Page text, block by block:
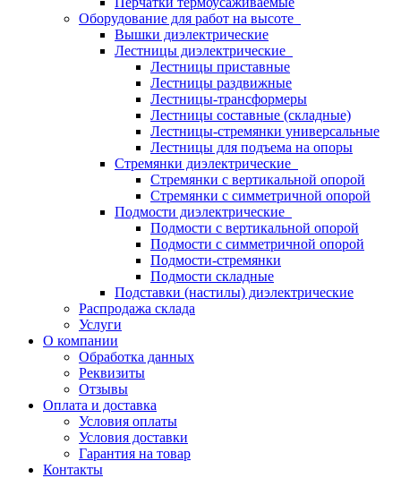
Оборудование для работ на высоте
Вышки диэлектрические
Лестницы диэлектрические
Лестницы приставные
Лестницы раздвижные
Лестницы-трансформеры
Лестницы составные (складные)
Лестницы-стремянки универсальные
Лестницы для подъема на опоры
Стремянки диэлектрические
Стремянки с вертикальной опорой
Стремянки с симметричной опорой
Подмости диэлектрические
Подмости с вертикальной опорой
Подмости с симметричной опорой
Подмости-стремянки
Подмости складные
Подставки (настилы) диэлектрические
Распродажа склада
Услуги
О компании
Обработка данных
Реквизиты
Отзывы
Оплата и доставка
Условия оплаты
Условия доставки
Гарантия на товар
Контакты